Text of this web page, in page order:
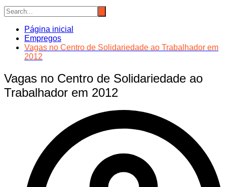
Página inicial
Empregos
Vagas no Centro de Solidariedade ao Trabalhador em
2012
Vagas no Centro de Solidariedade ao
Trabalhador em 2012